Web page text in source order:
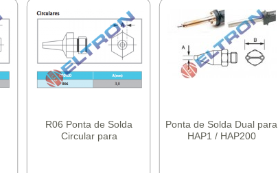
R06 Ponta de Solda
Circular para
Ponta de Solda Dual para
HAP1 / HAP200